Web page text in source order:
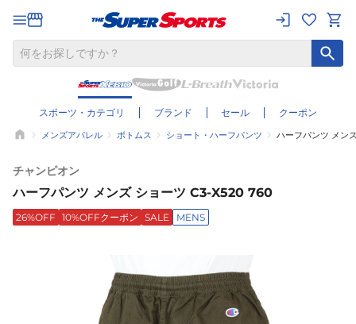
スポーツ・カテゴリ ブランド セール クーポン
メンズアパレル ボトムス ショート・ハーフパンツ ハーフパンツ メン
チャンピオン
ハーフパンツ メンズ ショーツ C3-X520 760
26%OFF 10%OFFクーポン SALE MENS